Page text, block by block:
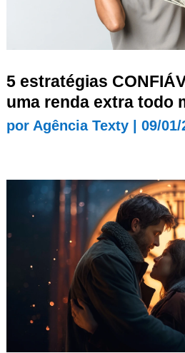
5 estratégias
uma renda extra todo
por Agência Texty| 09/